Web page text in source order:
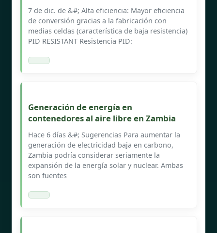
7 de dic. de &#; Alta eficiencia: Mayor eficiencia
de conversión gracias a la fabricación con
medias celdas (característica de baja resistencia)
PID RESISTANT Resistencia PID:
Generación de energía en
contenedores al aire libre en Zambia
Hace 6 días &#; Sugerencias Para aumentar la
generación de electricidad baja en carbono,
Zambia podría considerar seriamente la
expansión de la energía solar y nuclear. Ambas
son fuentes